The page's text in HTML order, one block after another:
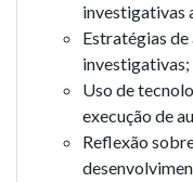
investigativas
Estratégias
investigativas;
Uso de
execução de
Reflexão